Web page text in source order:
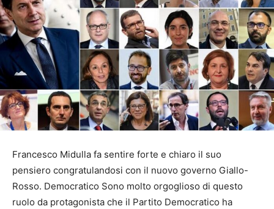
Francesco Midulla fa sentire forte e chiaro il suo
pensiero congratulandosi con il nuovo governo Giallo-
Rosso. Democratico Sono molto orgoglioso di questo
ruolo da protagonista che il Partito Democratico ha